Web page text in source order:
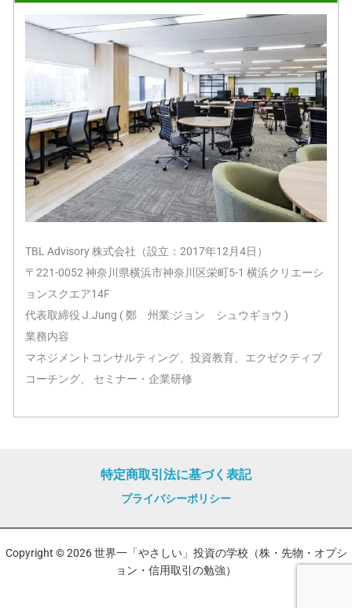
TBL Advisory 株式会社（設立：2017年12月4日）
〒221-0052 神奈川県横浜市神奈川区栄町5-1 横浜クリエーシ
ョンスクエア14F
代表取締役 J.Jung ( 鄭 州業:ジョン シュウギョウ )
業務内容
マネジメントコンサルティング、投資教育、エクゼクティブ
コーチング、 セミナー・企業研修
特定商取引法に基づく表記
プライバシーポリシー
Copyright © 2026 世界一「やさしい」投資の学校（株・先物・オプシ
ョン・信用取引の勉強）